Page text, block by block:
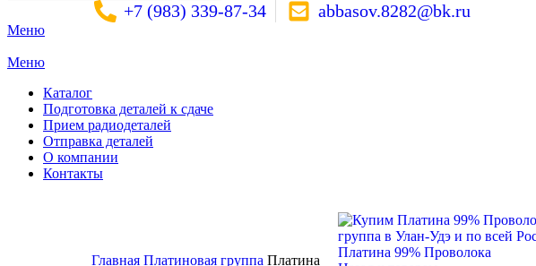
+7 (983) 339-87-34 abbasov.8282@bk.ru
Меню
Меню
Каталог
Подготовка деталей к сдаче
Прием радиодеталей
Отправка деталей
О компании
Контакты
Главная Платиновая группа Платина
Платина 99% Проволока